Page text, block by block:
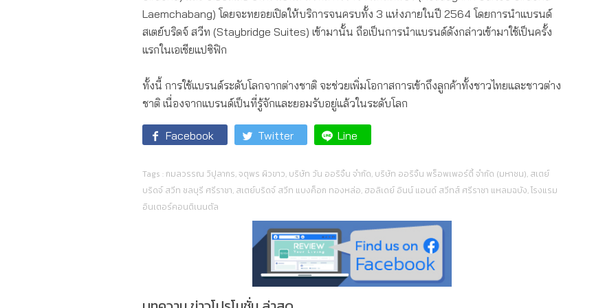
Laemchabang) โดยจะทยอยเปิดให้บริการจนครบทั้ง 3 แห่งภายในปี 2564 โดยการนำแบรนด์
สเตย์บริดจ์ สวีท (Staybridge Suites) เข้ามานั้น ถือเป็นการนำแบรนด์ดังกล่าวเข้ามาใช้เป็นครั้ง
แรกในเอเชียแปซิฟิก
ทั้งนี้ การใช้แบรนด์ระดับโลกจากต่างชาติ จะช่วยเพิ่มโอกาสการเข้าถึงลูกค้าทั้งชาวไทยและชาวต่าง
ชาติ เนื่องจากแบรนด์เป็นที่รู้จักและยอมรับอยู่แล้วในระดับโลก
Facebook Twitter Line
Tags :กมลวรรณ วิปุลากร,จตุพร ผิวขาว, บริษัท วัน ออริจิ้น จำกัด, บริษัท ออริจิ้น พร็อพเพอร์ตี้ จำกัด (มหาชน), สเตย์
บริดจ์ สวีท ชลบุรี ศรีราชา, สเตย์บริดจ์ สวีท แบงค็อก ทองหล่อ, ฮอลิเดย์ อินน์ แอนด์ สวีทส์ ศรีราชา แหลมฉบัง,โรงแรม
อินเตอร์คอนติเนนตัล